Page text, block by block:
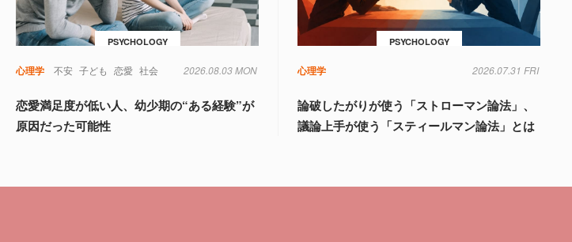
PSYCHOLOGY
心理学 不安 子ども 恋愛 社会 2026.08.03 MON
恋愛満足度が低い人、幼少期の“ある経験”が
原因だった可能性
PSYCHOLOGY
心理学 2026.07.31 FRI
論破したがりが使う「ストローマン論法」、
議論上手が使う「スティールマン論法」とは